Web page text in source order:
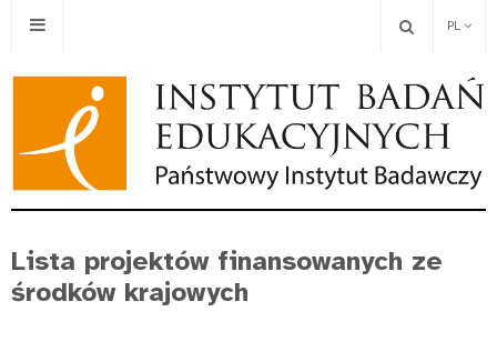
PL
Lista projektów finansowanych ze
środków krajowych